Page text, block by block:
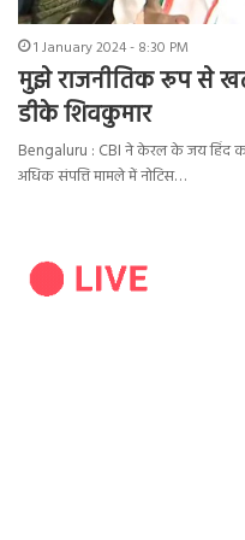
1 January 2024 - 8:30 PM
मुझे राजनीतिक रूप से
डीके शिवकुमार
Bengaluru : CBI ने केरल के जय हिंद
अधिक संपत्ति मामले में नोटिस…